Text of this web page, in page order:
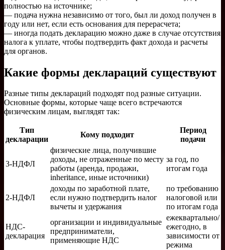
полностью на источнике;
— подача нужна независимо от того, был ли доход получен в
году или нет, если есть основания для перерасчета;
— иногда подать декларацию можно даже в случае отсутствия
налога к уплате, чтобы подтвердить факт дохода и расчеты
для органов.
Какие формы деклараций существуют
Разные типы деклараций подходят под разные ситуации.
Основные формы, которые чаще всего встречаются
физическим лицам, выглядят так:
Тип
декларации
Кому подходит
Период
подачи
3-НДФЛ
физические лица, получившие
доходы, не отраженные по месту
работы (аренда, продажи,
inheritance, иные источники)
за год, по
итогам года
2-НДФЛ
доходы по заработной плате,
если нужно подтвердить налог
вычеты и удержания
по требованию
налоговой или
по итогам года
НДС-
декларация
организации и индивидуальные
предприниматели,
применяющие НДС
ежеквартально/
ежегодно, в
зависимости от
режима